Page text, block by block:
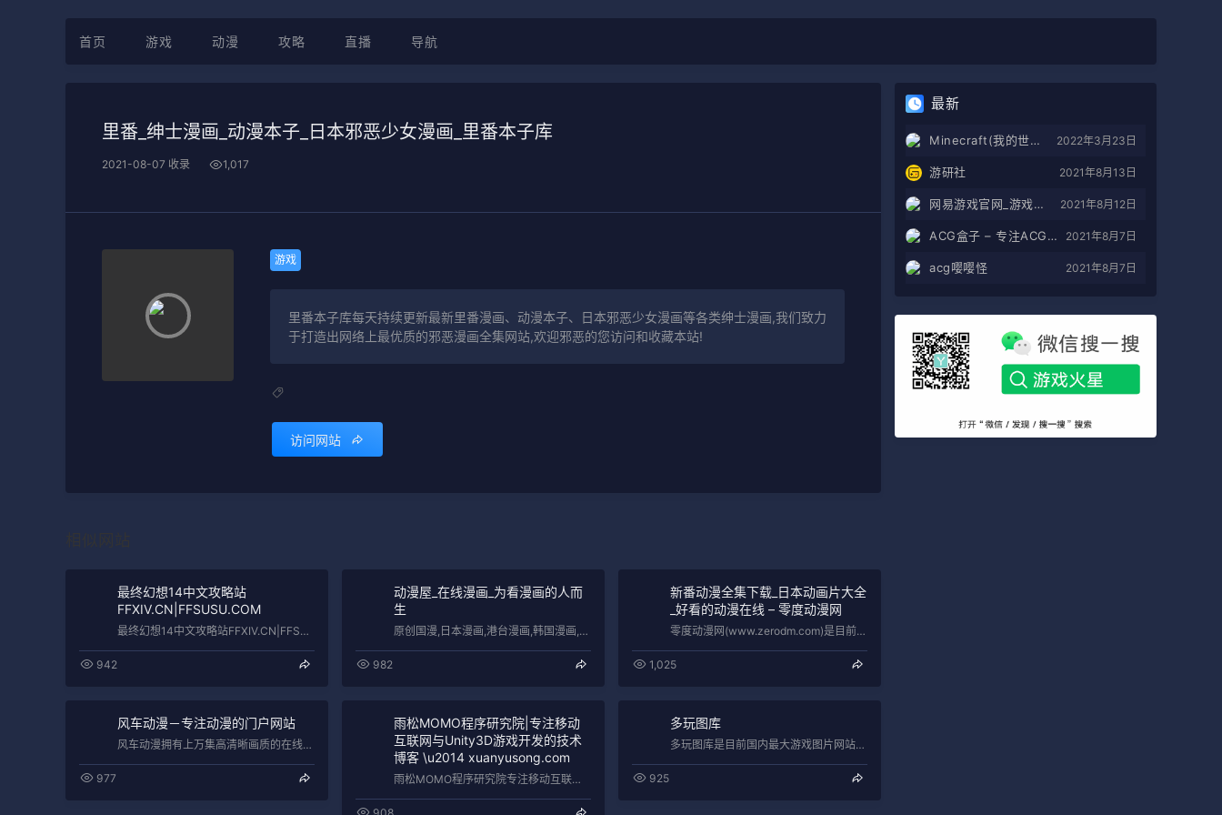
首页 游戏 动漫 攻略 直播 导航
里番_绅士漫画_动漫本子_日本邪恶少女漫画_里番本子库
2021-08-07 收录 1,017
游戏
里番本子库每天持续更新最新里番漫画、动漫本子、日本邪恶少女漫画等各类绅士漫画,我们致力
于打造出网络上最优质的邪恶漫画全集网站,欢迎邪恶的您访问和收藏本站!
访问网站
最终幻想14中文攻略站
FFXIV.CN|FFSUSU.COM
最终幻想14中文攻略站FFXIV.CN|FFSUSU.COM
942
动漫屋_在线漫画_为看漫画的人而
生
原创国漫,日本漫画,港台漫画,韩国漫画,欧美漫画,好漫画,为看漫画的人而生。热门漫画：火影忍者、海贼王1005、死神、一拳超人183…
982
新番动漫全集下载_日本动画片大全
_好看的动漫在线 – 零度动漫网
零度动漫网(www.zerodm.com)是目前国内最大的动漫资源自由分享点播平台\uff0c致力于提供最新日本新番动漫、腾讯原创国…
1,025
风车动漫－专注动漫的门户网站
风车动漫拥有上万集高清晰画质的在线动漫，观看完全免费、无须注册、高速播放、更新及时的专业在线风车动漫站，我们致力为所有动漫迷们提供最…
977
雨松MOMO程序研究院|专注移动
互联网与Unity3D游戏开发的技术
博客 \u2014 xuanyusong.com
雨松MOMO程序研究院专注移动互联网\uff0c专注移动应用开发\uff0c专注Unity3D游戏开发\uff0c分享游戏开发技术文…
多玩图库
多玩图库是目前国内最大游戏图片网站，为玩家提供各类游戏好看的图片、非主流图片，搞笑图片等，看图片上多玩图库!
925
最新
Minecraft(我的世界)苦力怕论坛 2022年3月23日
游研社 2021年8月13日
网易游戏官网_游戏热爱者 2021年8月12日
ACG盒子 – 专注ACG的导航盒子 2021年8月7日
acg嘤嘤怪 2021年8月7日